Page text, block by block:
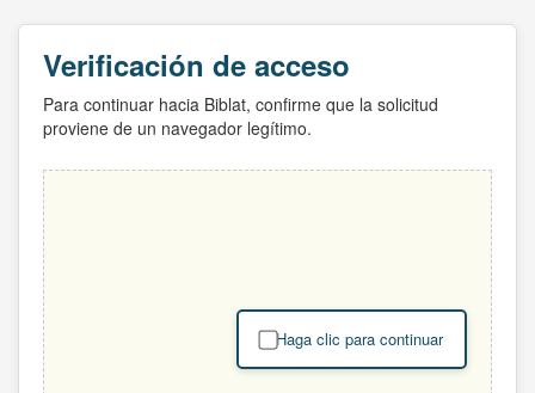
Verificación de acceso
Para continuar hacia Biblat, confirme que la solicitud
proviene de un navegador legítimo.
Haga clic para continuar